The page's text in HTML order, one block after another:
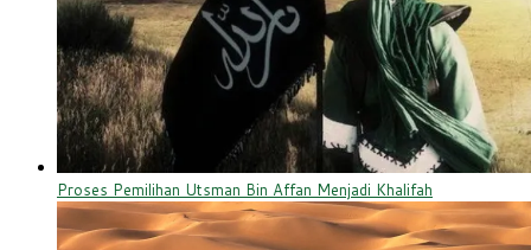
Proses Pemilihan Utsman Bin Affan Menjadi Khalifah